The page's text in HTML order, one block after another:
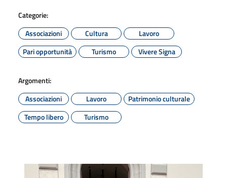
Categorie:
Associazioni
Cultura
Lavoro
Pari opportunità
Turismo Vivere Signa
Argomenti:
Associazioni
Lavoro
Patrimonio culturale
Tempo libero
Turismo